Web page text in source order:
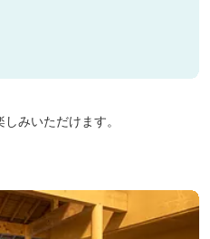
みいただけます。